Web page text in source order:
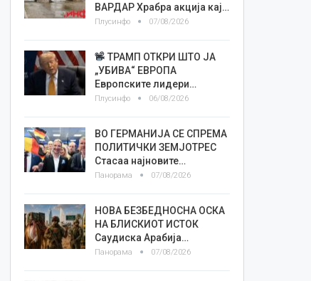
ВАРДАР Храбра акција кај…
Плусинфо 07/08/2026
ТРАМП ОТКРИ ШТО ЈА
„УБИВА“ ЕВРОПА
Европските лидери…
Плусинфо 06/08/2026
ВО ГЕРМАНИЈА СЕ СПРЕМА
ПОЛИТИЧКИ ЗЕМЈОТРЕС
Стасаа најновите…
Панорама 07/08/2026
НОВА БЕЗБЕДНОСНА ОСКА
НА БЛИСКИОТ ИСТОК
Саудиска Арабија…
Панорама 07/08/2026